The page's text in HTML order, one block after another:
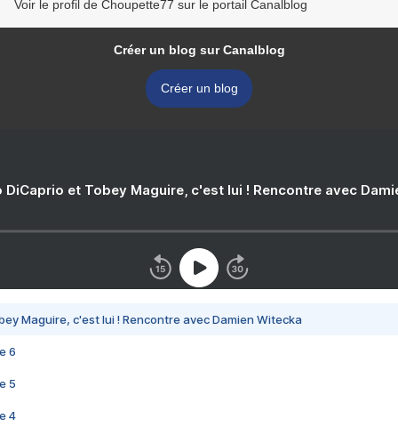
Voir le profil de Choupette77 sur le portail Canalblog
Créer un blog sur Canalblog
Créer un blog
DiCaprio et Tobey Maguire, c'est lui ! Rencontre avec
Maguire, c'est lui ! Rencontre avec Damien Witecka
6
5
4